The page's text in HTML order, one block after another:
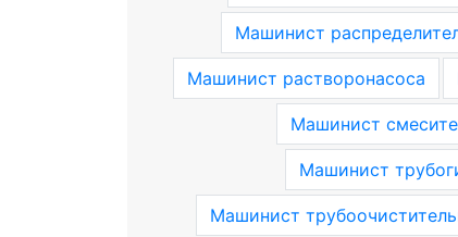
Машинист
Машинист растворонасоса
Машинист
Машинист
Машинист